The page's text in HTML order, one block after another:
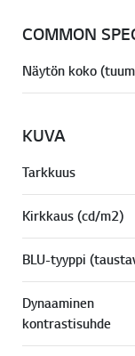
COMMON
Näytön koko
KUVA
Tarkkuus
Kirkkaus (cd/m2)
BLU-tyyppi
Dynaaminen
kontrastisuhde